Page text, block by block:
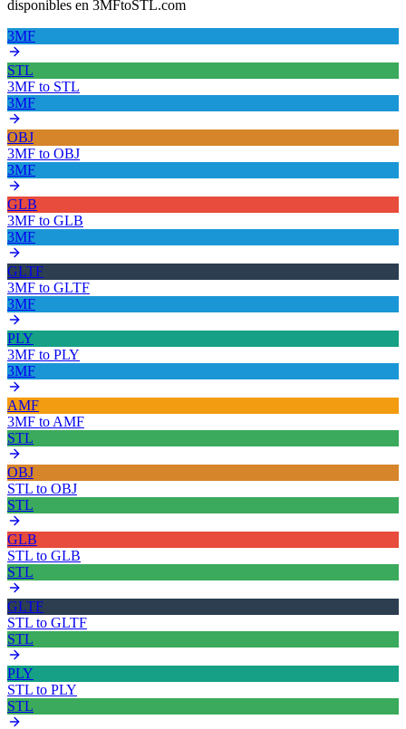
disponibles en 3MFtoSTL.com
3MF
STL
3MF to STL
3MF
OBJ
3MF to OBJ
3MF
GLB
3MF to GLB
3MF
GLTF
3MF to GLTF
3MF
PLY
3MF to PLY
3MF
AMF
3MF to AMF
STL
OBJ
STL to OBJ
STL
GLB
STL to GLB
STL
GLTF
STL to GLTF
STL
PLY
STL to PLY
STL